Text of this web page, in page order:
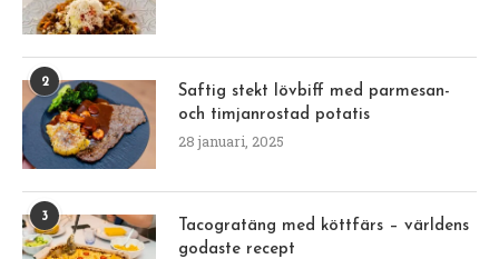
2
Saftig stekt lövbiff med parmesan-
och timjanrostad potatis
28 januari, 2025
3
Tacogratäng med köttfärs – världens
godaste recept